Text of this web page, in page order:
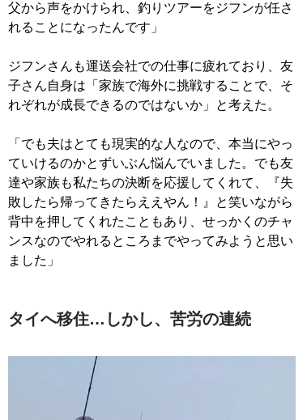
父から声をかけられ、釣りツアーをジフンが任さ
れることになったんです」
ジフンさんも運送会社での仕事に疲れており、友
子さん自身は「家族で海外に挑戦することで、そ
れぞれが成長できるのではないか」と考えた。
「でも夫はとても現実的な人なので、本当にやっ
ていけるのかとずいぶん悩んでいました。でも友
達や家族も私たちの決断を応援してくれて、『失
敗したら帰ってきたらええやん！』と笑いながら
背中を押してくれたこともあり、せっかくのチャ
ンスなのでやれるところまでやってみようと思い
ました」
タイへ移住…しかし、苦労の連続